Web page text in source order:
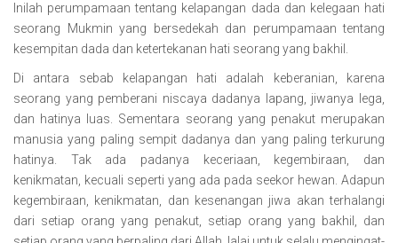
Inilah perumpamaan tentang kelapangan dada dan kelegaan hati
seorang Mukmin yang bersedekah dan perumpamaan tentang
kesempitan dada dan ketertekanan hati seorang yang bakhil.
Di antara sebab kelapangan hati adalah keberanian, karena
seorang yang pemberani niscaya dadanya lapang, jiwanya lega,
dan hatinya luas. Sementara seorang yang penakut merupakan
manusia yang paling sempit dadanya dan yang paling terkurung
hatinya. Tak ada padanya keceriaan, kegembiraan, dan
kenikmatan, kecuali seperti yang ada pada seekor hewan. Adapun
kegembiraan, kenikmatan, dan kesenangan jiwa akan terhalangi
dari setiap orang yang penakut, setiap orang yang bakhil, dan